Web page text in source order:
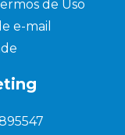
de Uso
e-mail